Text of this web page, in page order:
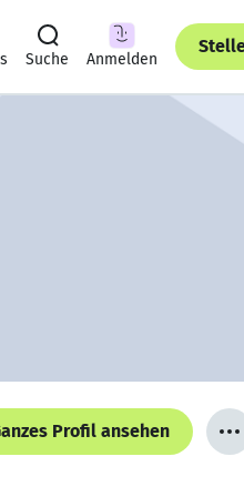
Suche Anmelden
Profil ansehen